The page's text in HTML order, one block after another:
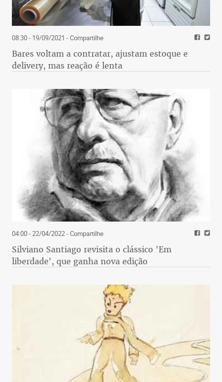
08:30 - 19/09/2021 - Compartilhe
Bares voltam a contratar, ajustam estoque e
delivery, mas reação é lenta
04:00 - 22/04/2022- Compartilhe
Silviano Santiago revisita o clássico 'Em
liberdade', que ganha nova edição